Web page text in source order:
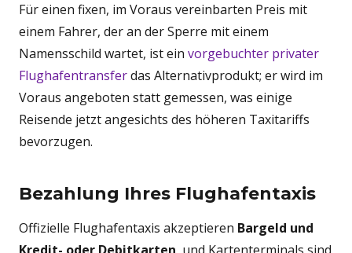
Für einen fixen, im Voraus vereinbarten Preis mit
einem Fahrer, der an der Sperre mit einem
Namensschild wartet, ist ein vorgebuchter privater
Flughafentransferdas Alternativprodukt; er wird im
Voraus angeboten statt gemessen, was einige
Reisende jetzt angesichts des höheren Taxitariffs
bevorzugen.
Bezahlung Ihres Flughafentaxis
Offizielle Flughafentaxis akzeptieren Bargeld und